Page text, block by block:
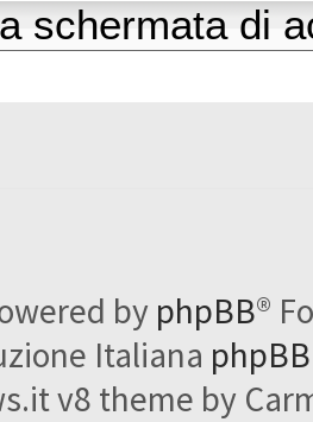
schermata di
by phpBB®
Italiana
v8 theme by